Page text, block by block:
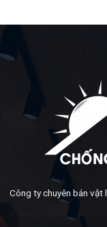
Công ty chuyên bán